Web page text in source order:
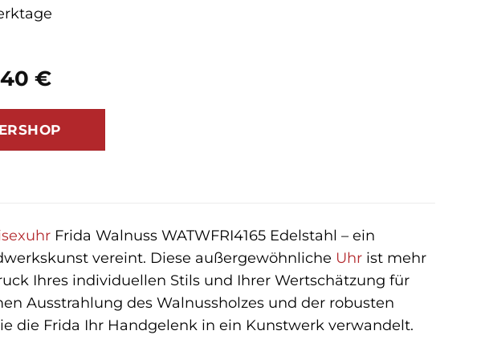
€
€Aktueller
ist:
101,40 €.
Frida Walnuss WATWFRI4165 Edelstahl – ein
vereint. Diese außergewöhnliche Uhrist mehr
Ihres individuellen Stils und Ihrer Wertschätzung für
Ausstrahlung des Walnussholzes und der robusten
die Frida Ihr Handgelenk in ein Kunstwerk verwandelt.